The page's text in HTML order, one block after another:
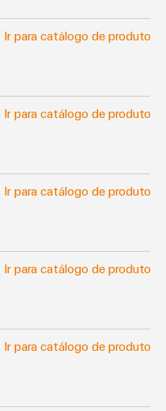
Ir para catálogo de produtos
Ir para catálogo de produtos
Ir para catálogo de produtos
Ir para catálogo de produtos
Ir para catálogo de produtos